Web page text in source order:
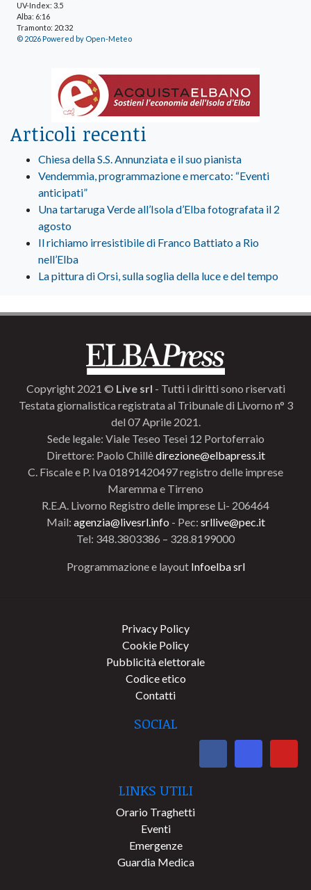
UV-Index: 3.5
Alba: 6:16
Tramonto: 20:32
© 2026 Powered by Open-Meteo
Articoli recenti
Chiesa della S.S. Annunziata e il suo pianista
Vendemmia, programmazione e mercato: “Eventi
anticipati”
Una tartaruga Verde all’Isola d’Elba fotografata il 2
agosto
Il richiamo irresistibile di Franco Battiato a Rio
nell’Elba
La pittura di Orsi, sulla soglia della luce e del tempo
Copyright 2021 © Live srl - Tutti i diritti sono riservati
Testata giornalistica registrata al Tribunale di Livorno n° 3
del 07 Aprile 2021.
Sede legale: Viale Teseo Tesei 12 Portoferraio
Direttore: Paolo Chillèdirezione@elbapress.it
C. Fiscale e P. Iva 01891420497 registro delle imprese
Maremma e Tirreno
R.E.A. Livorno Registro delle imprese Li- 206464
Mail: agenzia@livesrl.info - Pec: srllive@pec.it
Tel: 348.3803386 – 328.8199000
Programmazione e layout Infoelba srl
Privacy Policy
Cookie Policy
Pubblicità elettorale
Codice etico
Contatti
SOCIAL
LINKS UTILI
Orario Traghetti
Eventi
Emergenze
Guardia Medica